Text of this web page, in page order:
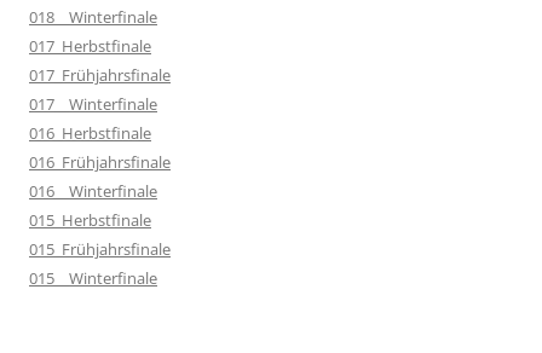
018__Winterfinale
017_Herbstfinale
017_Frühjahrsfinale
017__Winterfinale
016_Herbstfinale
016_Frühjahrsfinale
016__Winterfinale
015_Herbstfinale
015_Frühjahrsfinale
015__Winterfinale